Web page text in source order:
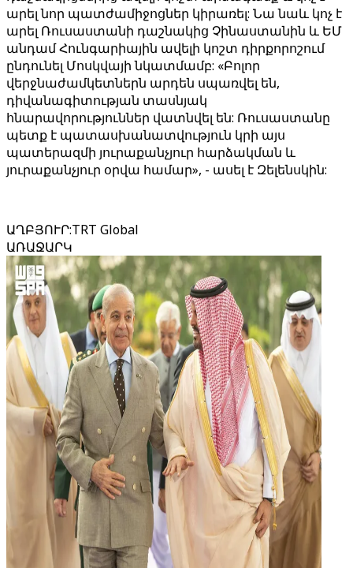
արել նոր պատժամիջոցներ կիրառել: Նա նաև կոչ է
արել Ռուսաստանի դաշնակից Չինաստանին և ԵՄ
անդամ Հունգարիային ավելի կոշտ դիրքորոշում
ընդունել Մոսկվայի նկատմամբ: «Բոլոր
վերջնաժամկետներն արդեն սպառվել են,
դիվանագիտության տասնյակ
հնարավորություններ վատնվել են: Ռուսաստանը
պետք է պատասխանատվություն կրի այս
պատերազմի յուրաքանչյուր հարձակման և
յուրաքանչյուր օրվա համար», - ասել է Զելենսկին:
ԱՂԲՅՈՒՐ:TRT Global
ԱՌԱՋԱՐԿ